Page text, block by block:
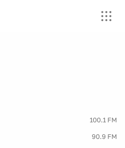
100.1 FM
90.9 FM